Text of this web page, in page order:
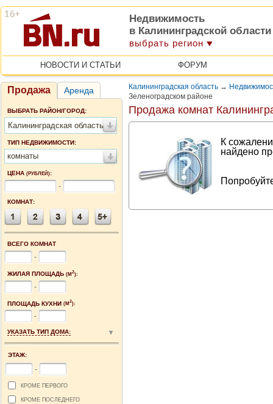
Недвижимость
в Калининградской области
выбрать регион
НОВОСТИ И СТАТЬИ ФОРУМ
Продажа Аренда
ВЫБРАТЬ РАЙОН/ГОРОД:
Калининградская область
ТИП НЕДВИЖИМОСТИ:
комнаты
ЦЕНА (РУБЛЕЙ):
-
КОМНАТ:
ВСЕГО КОМНАТ
-
ЖИЛАЯ ПЛОЩАДЬ (М2):
-
ПЛОЩАДЬ КУХНИ (М2):
-
УКАЗАТЬ ТИП ДОМА:
ЭТАЖ:
-
КРОМЕ ПЕРВОГО
КРОМЕ ПОСЛЕДНЕГО
Калининградская область →
Зеленоградском районе
Продажа комнат
К
найдено